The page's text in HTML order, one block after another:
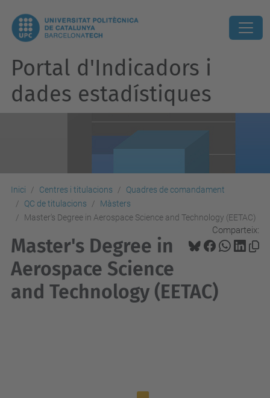
Portal d'Indicadors i
dades estadístiques
Inici Centres i titulacions
Quadres de comandament
QC de titulacions
Màsters
Master's Degree in Aerospace Science and Technology (EETAC)
Comparteix:
Master's Degree in
Aerospace Science
and Technology (EETAC)